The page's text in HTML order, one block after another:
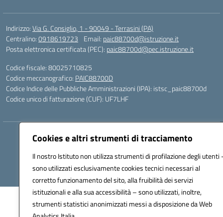
Cookies e altri strumenti di tracciamento
Il nostro Istituto non utilizza strumenti di profilazione degli utenti
sono utilizzati esclusivamente cookies tecnici necessari al
corretto funzionamento del sito, alla fruibilità dei servizi
istituzionali e alla sua accessibilità – sono utilizzati, inoltre,
strumenti statistici anonimizzati messi a disposizione da Web
Indirizzo:Via G. Consiglio, 1 - 90049 - Terrasini (PA)
Centralino:0918619723 Email: paic88700d@istruzione.it
Posta elettronica certificata (PEC): paic88700d@pec.istruzione.it
Codice fiscale: 80025710825
Codice meccanografico: PAIC88700D
Codice Indice delle Pubbliche Amministrazioni (IPA): istsc_paic88700d
Codice unico di fatturazione (CUF): UF7LHF
Hosting & Powered by 3D Solution S.r.l.